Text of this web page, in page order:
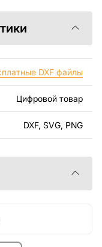
Adobe
прекрасное
сборки, чтобы вы
создания
и для
файлов
DXF файлы
Цифровой товар
DXF, SVG, PNG